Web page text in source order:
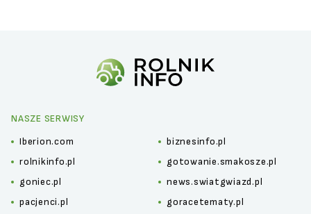
NASZE SERWISY
Iberion.com
biznesinfo.pl
rolnikinfo.pl
gotowanie.smakosze.pl
goniec.pl
news.swiatgwiazd.pl
pacjenci.pl
goracetematy.pl